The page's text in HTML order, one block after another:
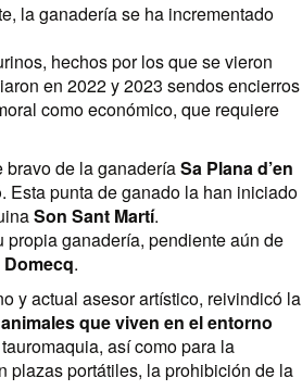
la ganadería se ha incrementado
hechos por los que se vieron
en 2022 y 2023 sendos encierros
como económico, que requiere
bravo de la ganaderíaSa Plana d’en
. Esta punta de ganado la han iniciado
Son Sant Martí.
propia ganadería, pendiente aún de
Domecq.
y actual asesor artístico, reivindicó la
que viven en el entorno
así como para la
plazas portátiles, la prohibición de la